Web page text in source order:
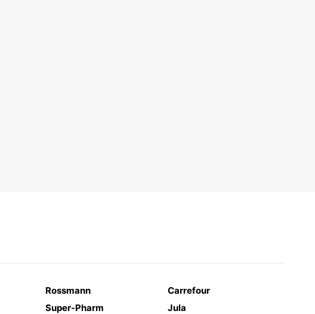
Rossmann
Carrefour
Super-Pharm
Jula